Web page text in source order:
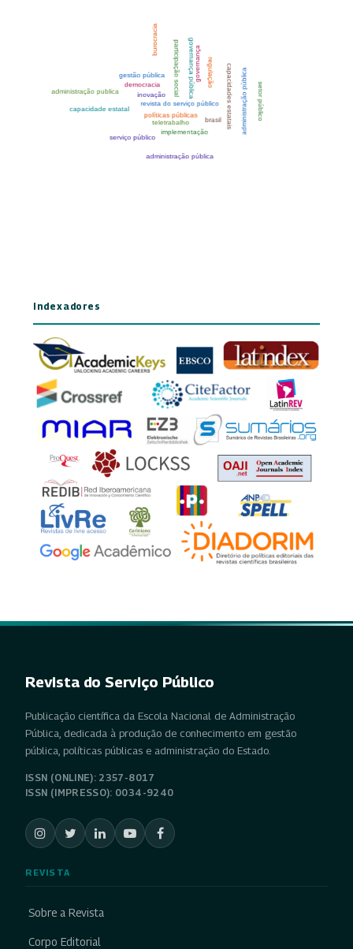
Indexadores
Revista do Serviço Público
Publicação científica da Escola Nacional de Administração
Pública, dedicada à produção de conhecimento em gestão
pública, políticas públicas e administração do Estado.
ISSN (ONLINE): 2357-8017
ISSN (IMPRESSO): 0034-9240
REVISTA
Sobre a Revista
Corpo Editorial